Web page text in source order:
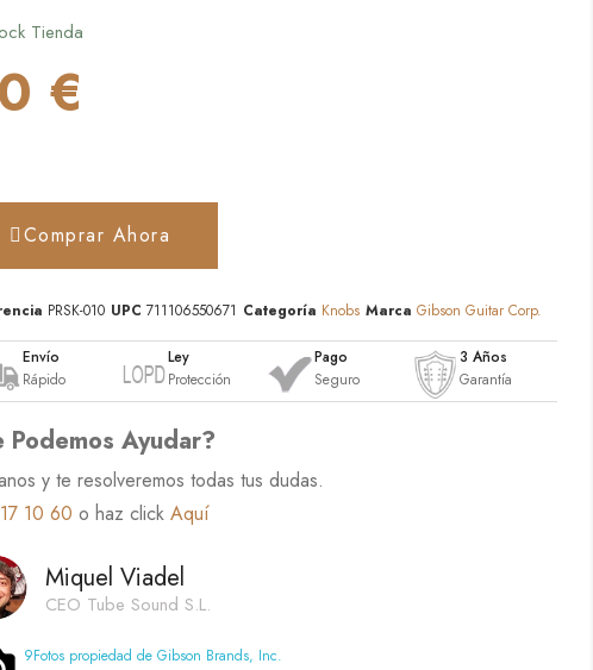
Tienda
€
Comprar Ahora
PRSK-010 UPC 711106550671 Categoría Knobs Marca Gibson Guitar Corp.
Envío
Rápido
Ley
Protección
Pago
Seguro
3 Años
Garantía
Podemos Ayudar?
y te resolveremos todas tus dudas.
10 60 o haz clickAquí
Miquel Viadel
CEO Tube Sound S.L.
9Fotos propiedad de Gibson Brands, Inc.